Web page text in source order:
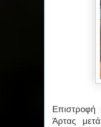
Άρτας